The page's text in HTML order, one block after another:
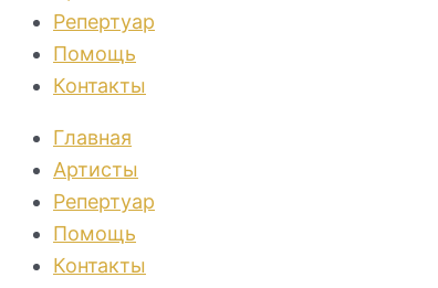
Репертуар
Помощь
Контакты
Главная
Артисты
Репертуар
Помощь
Контакты